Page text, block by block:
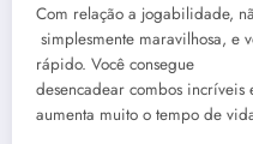
Com relação a jogabilidade,
simplesmente maravilhosa, e
rápido. Você consegue
desencadear combos
aumenta muito o tempo de